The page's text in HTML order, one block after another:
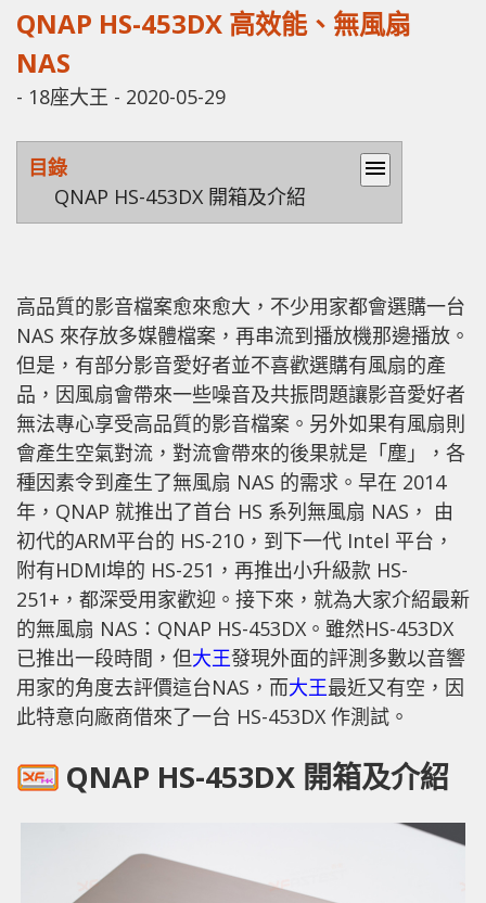
QNAP HS-453DX 高效能、無風扇
NAS
- 18座大王 - 2020-05-29
目錄
menu
QNAP HS-453DX 開箱及介紹
高品質的影音檔案愈來愈大，不少用家都會選購一台
NAS 來存放多媒體檔案，再串流到播放機那邊播放。
但是，有部分影音愛好者並不喜歡選購有風扇的產
品，因風扇會帶來一些噪音及共振問題讓影音愛好者
無法專心享受高品質的影音檔案。另外如果有風扇則
會產生空氣對流，對流會帶來的後果就是「塵」，各
種因素令到產生了無風扇 NAS 的需求。早在 2014
年，QNAP 就推出了首台 HS 系列無風扇 NAS， 由
初代的ARM平台的 HS-210，到下一代 Intel 平台，
附有HDMI埠的 HS-251，再推出小升級款 HS-
251+，都深受用家歡迎。接下來，就為大家介紹最新
的無風扇 NAS：QNAP HS-453DX。雖然HS-453DX
已推出一段時間，但大王發現外面的評測多數以音響
用家的角度去評價這台NAS，而大王最近又有空，因
此特意向廠商借來了一台 HS-453DX 作測試。
QNAP HS-453DX 開箱及介紹